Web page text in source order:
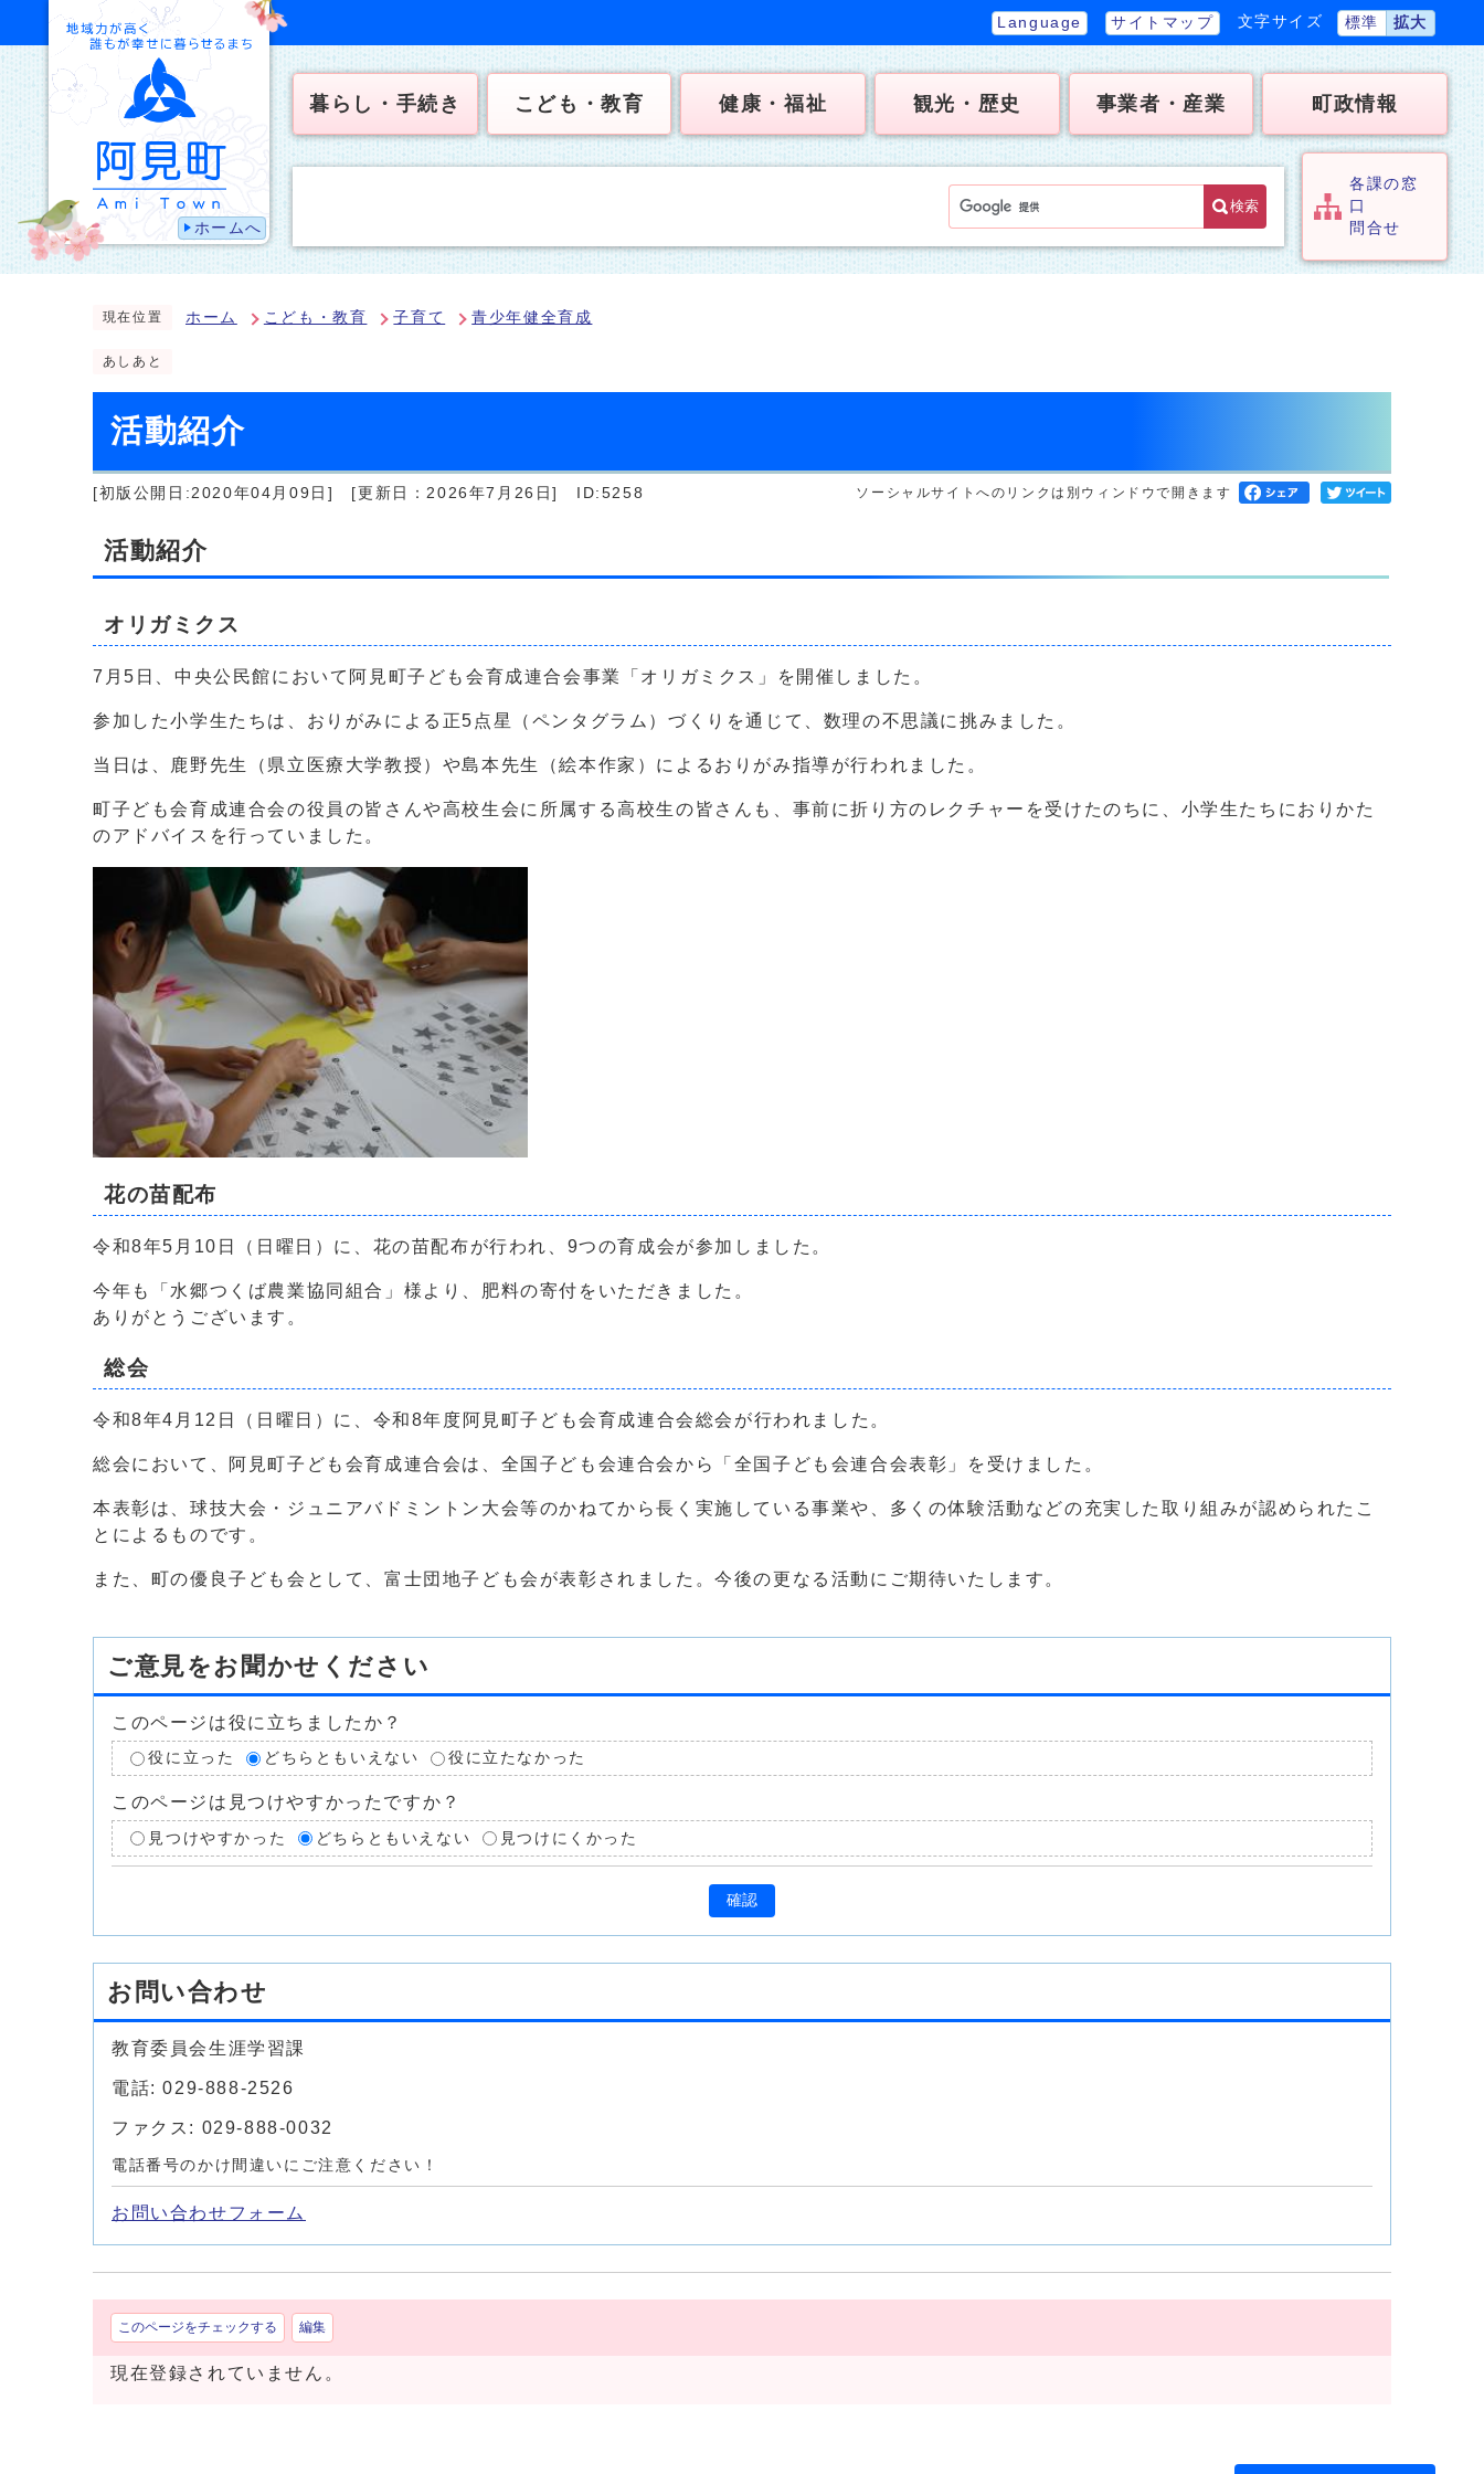
ホームへ
Language サイトマップ 文字サイズ 標準 拡大
暮らし・手続き こども・教育 健康・福祉 観光・歴史 事業者・産業 町政情報
検索
各課の窓
口
問合せ
現在位置 ホーム こども・教育 子育て 青少年健全育成
あしあと
活動紹介
[初版公開日:2020年04月09日] [更新日：2026年7月26日] ID:5258 ソーシャルサイトへのリンクは別ウィンドウで開きます
活動紹介
オリガミクス
7月5日、中央公民館において阿見町子ども会育成連合会事業「オリガミクス」を開催しました。
参加した小学生たちは、おりがみによる正5点星（ペンタグラム）づくりを通じて、数理の不思議に挑みました。
当日は、鹿野先生（県立医療大学教授）や島本先生（絵本作家）によるおりがみ指導が行われました。
町子ども会育成連合会の役員の皆さんや高校生会に所属する高校生の皆さんも、事前に折り方のレクチャーを受けたのちに、小学生たちにおりかた
のアドバイスを行っていました。
花の苗配布
令和8年5月10日（日曜日）に、花の苗配布が行われ、9つの育成会が参加しました。
今年も「水郷つくば農業協同組合」様より、肥料の寄付をいただきました。
ありがとうございます。
総会
令和8年4月12日（日曜日）に、令和8年度阿見町子ども会育成連合会総会が行われました。
総会において、阿見町子ども会育成連合会は、全国子ども会連合会から「全国子ども会連合会表彰」を受けました。
本表彰は、球技大会・ジュニアバドミントン大会等のかねてから長く実施している事業や、多くの体験活動などの充実した取り組みが認められたこ
とによるものです。
また、町の優良子ども会として、富士団地子ども会が表彰されました。今後の更なる活動にご期待いたします。
ご意見をお聞かせください
このページは役に立ちましたか？
役に立った どちらともいえない 役に立たなかった
このページは見つけやすかったですか？
見つけやすかった どちらともいえない 見つけにくかった
確認
お問い合わせ
教育委員会生涯学習課
電話: 029-888-2526
ファクス: 029-888-0032
電話番号のかけ間違いにご注意ください！
お問い合わせフォーム
このページをチェックする 編集
現在登録されていません。